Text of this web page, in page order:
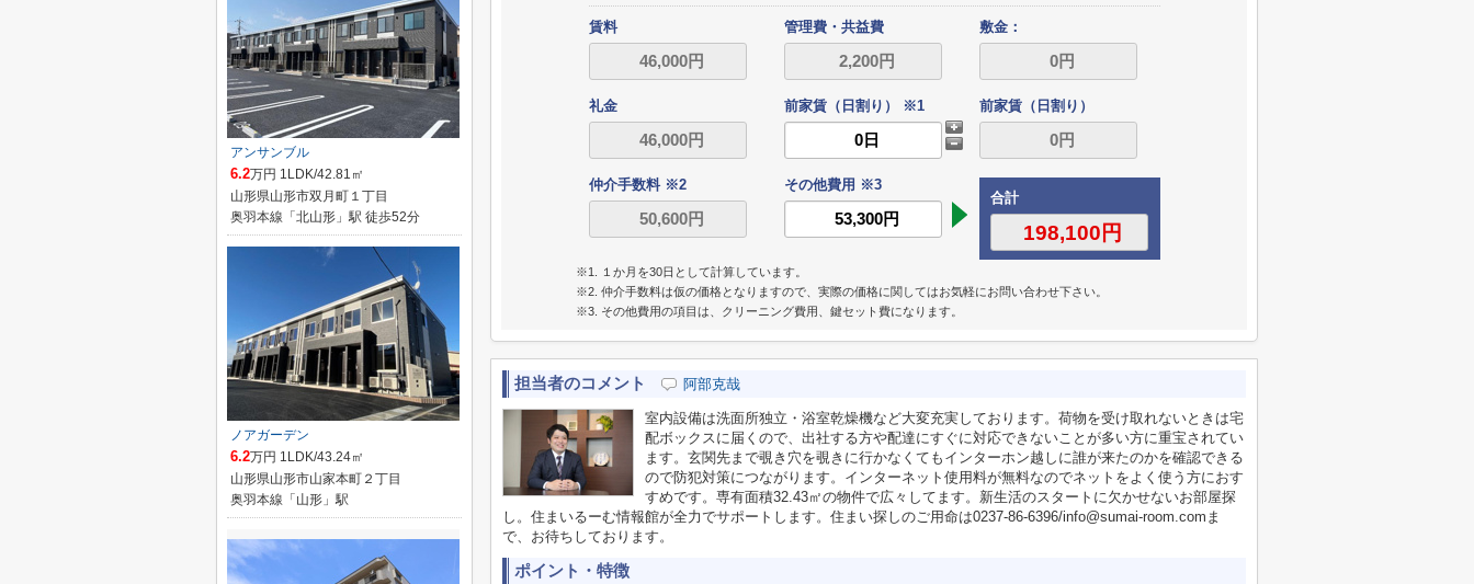
賃料 管理費・共益費 敷金：
礼金 前家賃（日割り） ※1 前家賃（日割り）
仲介手数料 ※2
その他費用 ※3
合計
※1. １か月を30日として計算しています。
※2. 仲介手数料は仮の価格となりますので、実際の価格に関してはお気軽にお問い合わせ下さい。
※3. その他費用の項目は、クリーニング費用、鍵セット費になります。
担当者のコメント 阿部克哉
室内設備は洗面所独立・浴室乾燥機など大変充実しております。荷物を受け取れないときは宅
配ボックスに届くので、出社する方や配達にすぐに対応できないことが多い方に重宝されてい
ます。玄関先まで覗き穴を覗きに行かなくてもインターホン越しに誰が来たのかを確認できる
ので防犯対策につながります。インターネット使用料が無料なのでネットをよく使う方におす
すめです。専有面積32.43㎡の物件で広々してます。新生活のスタートに欠かせないお部屋探
し。住まいるーむ情報館が全力でサポートします。住まい探しのご用命は0237-86-6396/info@sumai-room.comま
で、お待ちしております。
ポイント・特徴
アンサンブル
6.2万円 1LDK/42.81㎡
山形県山形市双月町１丁目
奥羽本線「北山形」駅 徒歩52分
ノアガーデン
6.2万円 1LDK/43.24㎡
山形県山形市山家本町２丁目
奥羽本線「山形」駅